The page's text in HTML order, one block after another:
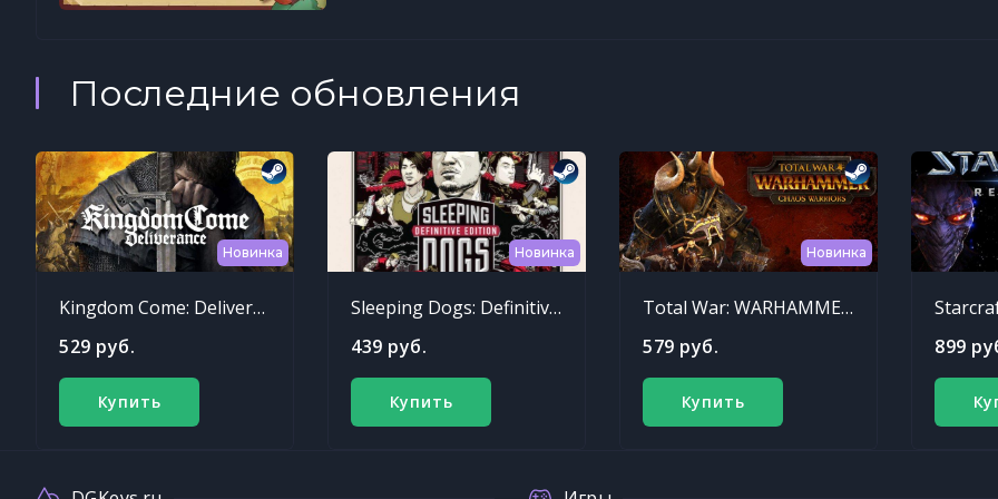
Последние обновления
Новинка
Kingdom Come: Deliverance
529 руб.
Купить
Новинка
Sleeping Dogs: Definitive Edition
439 руб.
Купить
Новинка
Total War: WARHAMMER - Chaos Warriors Race Pack
579 руб.
Купить
899